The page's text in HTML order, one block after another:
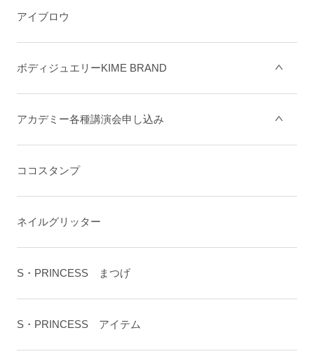
アイブロウ
ボディジュエリーKIME BRAND
アカデミー各種講演会申し込み
ココスタンプ
ネイルグリッター
S・PRINCESS まつげ
S・PRINCESS アイテム